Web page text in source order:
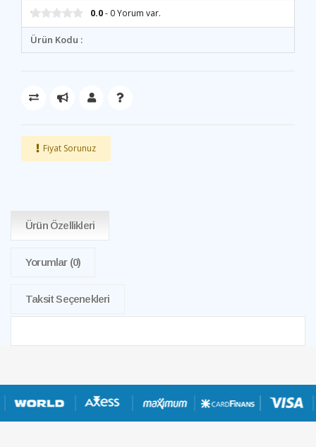
0.0- 0 Yorum var.
Ürün Kodu :
Fiyat Sorunuz
Ürün Özellikleri
Yorumlar (0)
Taksit Seçenekleri